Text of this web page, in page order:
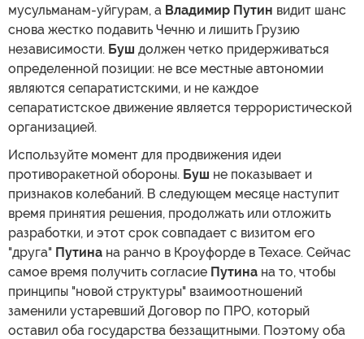
мусульманам-уйгурам, а Владимир Путин видит шанс
снова жестко подавить Чечню и лишить Грузию
независимости. Буш должен четко придерживаться
определенной позиции: не все местные автономии
являются сепаратистскими, и не каждое
сепаратистское движение является террористической
организацией.
Используйте момент для продвижения идеи
противоракетной обороны. Буш не показывает и
признаков колебаний. В следующем месяце наступит
время принятия решения, продолжать или отложить
разработки, и этот срок совпадает с визитом его
"друга" Путина на ранчо в Кроуфорде в Техасе. Сейчас
самое время получить согласие Путина на то, чтобы
принципы "новой структуры" взаимоотношений
заменили устаревший Договор по ПРО, который
оставил оба государства беззащитными. Поэтому оба